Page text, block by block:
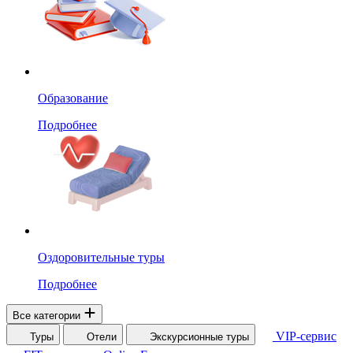
Образование
Подробнее
Оздоровительные туры
Подробнее
Все категории
Туры
Отели Экскурсионные туры
VIP-сервис